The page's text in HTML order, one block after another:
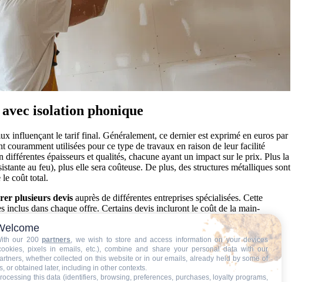
isolation phonique
influençant le tarif final. Généralement, ce dernier est exprimé en euros par
couramment utilisées pour ce type de travaux en raison de leur facilité
épaisseurs et qualités, chacune ayant un impact sur le prix. Plus la
au feu), plus elle sera coûteuse. De plus, des structures métalliques sont
le coût total.
plusieurs devis auprès de différentes entreprises spécialisées. Cette
inclus dans chaque offre. Certains devis incluront le coût de la main-
des matériaux. Ce n’est qu’en analysant minutieusement chaque
le plan financier que qualitatif.
BENEFICIEZ DES 3 DEVIS GRATUITS
our 200 partners, we wish to store and access information on your devices
pixels in emails, etc.), combine and share your personal data with our
whether collected on this website or in our emails, already held by some of
or obtained later, including in other contexts.
this data (identifiers, browsing, preferences, purchases, loyalty programs,